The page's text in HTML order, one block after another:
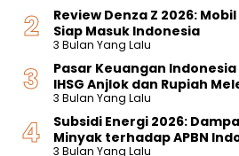
Review Denza Z 2026:
Siap Masuk Indonesia
3 Bulan Yang Lalu
Pasar Keuangan
IHSG Anjlok dan Rupiah
3 Bulan Yang Lalu
Subsidi Energi 2026:
Minyak terhadap APBN
3 Bulan Yang Lalu